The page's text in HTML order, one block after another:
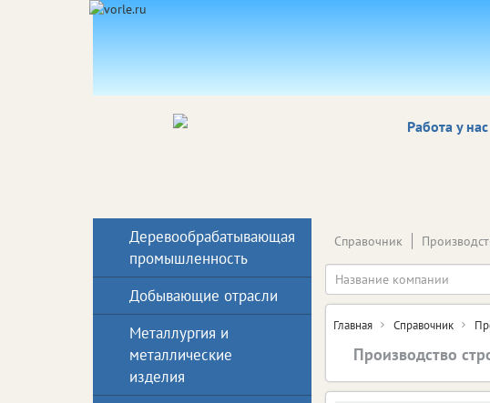
Работа у нас
Справочник
Главная Справочник
Производство
Деревообрабатывающая
промышленность
Добывающие отрасли
Металлургия и
металлические
изделия